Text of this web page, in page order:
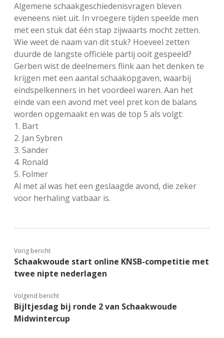
Algemene schaakgeschiedenisvragen bleven
eveneens niet uit. In vroegere tijden speelde men
met een stuk dat één stap zijwaarts mocht zetten.
Wie weet de naam van dit stuk? Hoeveel zetten
duurde de langste officiële partij ooit gespeeld?
Gerben wist de deelnemers flink aan het denken te
krijgen met een aantal schaakopgaven, waarbij
eindspelkenners in het voordeel waren. Aan het
einde van een avond met veel pret kon de balans
worden opgemaakt en was de top 5 als volgt:
1. Bart
2. Jan Sybren
3. Sander
4. Ronald
5. Folmer
Al met al was het een geslaagde avond, die zeker
voor herhaling vatbaar is.
Vorig bericht
Schaakwoude start online KNSB-competitie met
twee nipte nederlagen
Volgend bericht
Bijltjesdag bij ronde 2 van Schaakwoude
Midwintercup